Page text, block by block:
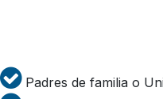
Padres de familia o